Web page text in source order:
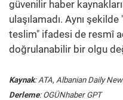
güvenilir haber
ulaşılamadı. Aynı
teslim" ifadesi de resmî
doğrulanabilir bir olgu
Kaynak: ATA, Albanian Daily
Derleme: OGÜNhaber GPT